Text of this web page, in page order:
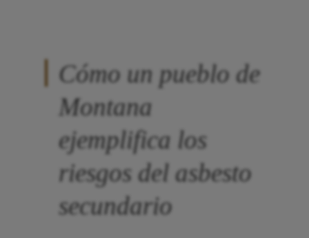
Cómo un pueblo de
Montana
ejemplifica los
riesgos del asbesto
secundario